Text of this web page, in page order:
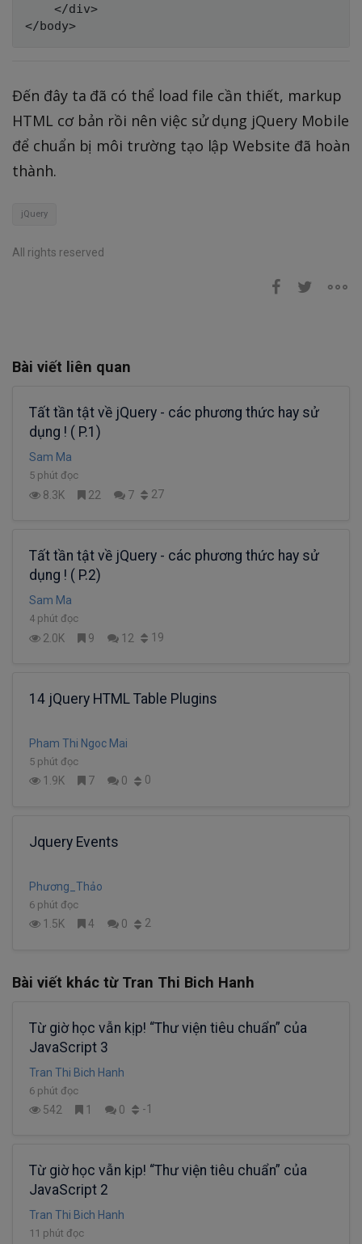
Đến đây ta đã có thể load file cần thiết, markup
HTML cơ bản rồi nên việc sử dụng jQuery Mobile
để chuẩn bị môi trường tạo lập Website đã hoàn
thành.
jQuery
All rights reserved
Bài viết liên quan
Tất tần tật về jQuery - các phương thức hay sử
dụng ! ( P.1)
Sam Ma
5 phút đọc
8.3K 22 7 27
Tất tần tật về jQuery - các phương thức hay sử
dụng ! ( P.2)
Sam Ma
4 phút đọc
2.0K 9 12 19
14 jQuery HTML Table Plugins
Pham Thi Ngoc Mai
5 phút đọc
1.9K 7 0 0
Jquery Events
Phương_Thảo
6 phút đọc
1.5K 4 0 2
Bài viết khác từ Tran Thi Bich Hanh
Từ giờ học vẫn kịp! “Thư viện tiêu chuẩn” của
JavaScript 3
Tran Thi Bich Hanh
6 phút đọc
542 1 0 -1
Từ giờ học vẫn kịp! “Thư viện tiêu chuẩn” của
JavaScript 2
Tran Thi Bich Hanh
11 phút đọc